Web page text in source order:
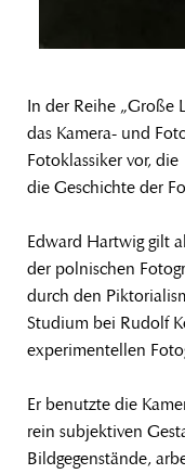
In der Reihe „Große
das Kamera- und
Fotoklassiker vor, die
die Geschichte der
Edward Hartwig gilt
der polnischen
durch den
Studium bei Rudolf
experimentellen
Er benutzte die
rein subjektiven
Bildgegenstände,